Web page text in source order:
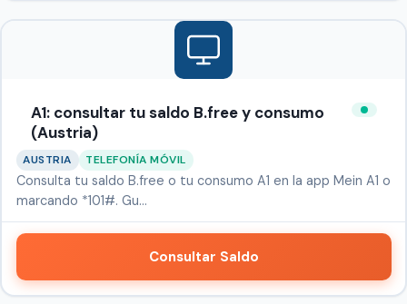
A1: consultar tu saldo B.free y consumo
(Austria)
AUSTRIA TELEFONÍA MÓVIL
Consulta tu saldo B.free o tu consumo A1 en la app Mein A1 o
marcando *101#. Gu…
Consultar Saldo